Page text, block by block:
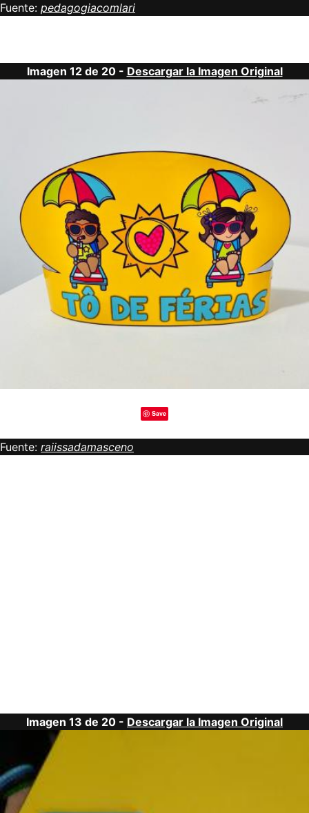
Fuente: pedagogiacomlari
Imagen 12 de 20 - Descargar la Imagen Original
Save
Fuente: raiissadamasceno
Imagen 13 de 20 - Descargar la Imagen Original